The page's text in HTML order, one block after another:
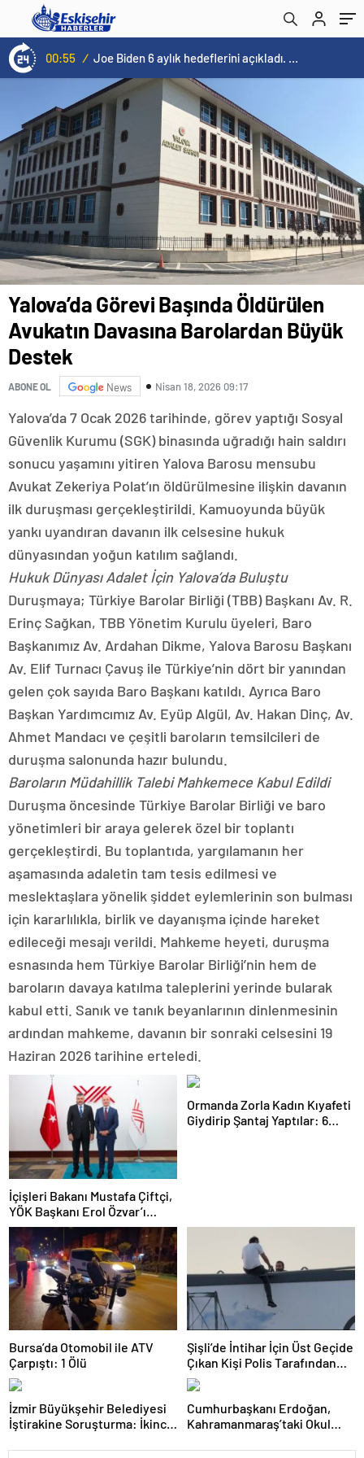
00:55 / Joe Biden 6 aylık hedeflerini açıkladı. Senato buz gibi…
Yalova’da Görevi Başında Öldürülen
Avukatın Davasına Barolardan Büyük
Destek
ABONE OL News Nisan 18, 2026 09:17
Yalova’da 7 Ocak 2026 tarihinde, görev yaptığı Sosyal
Güvenlik Kurumu (SGK) binasında uğradığı hain saldırı
sonucu yaşamını yitiren Yalova Barosu mensubu
Avukat Zekeriya Polat’ın öldürülmesine ilişkin davanın
ilk duruşması gerçekleştirildi. Kamuoyunda büyük
yankı uyandıran davanın ilk celsesine hukuk
dünyasından yoğun katılım sağlandı.
Hukuk Dünyası Adalet İçin Yalova’da Buluştu
Duruşmaya; Türkiye Barolar Birliği (TBB) Başkanı Av. R.
Erinç Sağkan, TBB Yönetim Kurulu üyeleri, Baro
Başkanımız Av. Ardahan Dikme, Yalova Barosu Başkanı
Av. Elif Turnacı Çavuş ile Türkiye’nin dört bir yanından
gelen çok sayıda Baro Başkanı katıldı. Ayrıca Baro
Başkan Yardımcımız Av. Eyüp Algül, Av. Hakan Dinç, Av.
Ahmet Mandacı ve çeşitli baroların temsilcileri de
duruşma salonunda hazır bulundu.
Baroların Müdahillik Talebi Mahkemece Kabul Edildi
Duruşma öncesinde Türkiye Barolar Birliği ve baro
yönetimleri bir araya gelerek özel bir toplantı
gerçekleştirdi. Bu toplantıda, yargılamanın her
aşamasında adaletin tam tesis edilmesi ve
meslektaşlara yönelik şiddet eylemlerinin son bulması
için kararlılıkla, birlik ve dayanışma içinde hareket
edileceği mesajı verildi. Mahkeme heyeti, duruşma
esnasında hem Türkiye Barolar Birliği’nin hem de
baroların davaya katılma taleplerini yerinde bularak
kabul etti. Sanık ve tanık beyanlarının dinlenmesinin
ardından mahkeme, davanın bir sonraki celsesini 19
Haziran 2026 tarihine erteledi.
İçişleri Bakanı Mustafa Çiftçi,
YÖK Başkanı Erol Özvar’ı
Ziyaret Etti
Ormanda Zorla Kadın Kıyafeti
Giydirip Şantaj Yaptılar: 6
Bursa’da Otomobil ile ATV
Çarpıştı: 1 Ölü
Şişli’de İntihar İçin Üst Geçide
Çıkan Kişi Polis Tarafından
İkna Edildi
İzmir Büyükşehir Belediyesi
İştirakine Soruşturma: İkinci
Cumhurbaşkanı Erdoğan,
Kahramanmaraş’taki Okul
Kaybedenlerin Ailelerini